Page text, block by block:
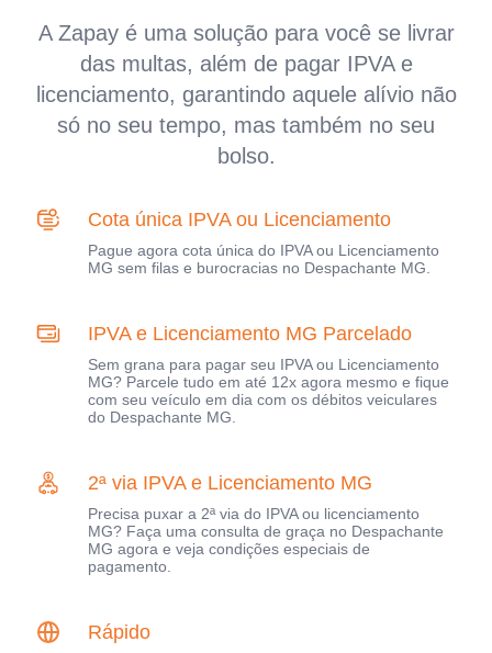
A Zapay é uma solução para você se livrar
das multas, além de pagar IPVA e
licenciamento, garantindo aquele alívio não
só no seu tempo, mas também no seu
bolso.
Cota única IPVA ou Licenciamento
Pague agora cota única do IPVA ou Licenciamento
MG sem filas e burocracias no Despachante MG.
IPVA e Licenciamento MG Parcelado
Sem grana para pagar seu IPVA ou Licenciamento
MG? Parcele tudo em até 12x agora mesmo e fique
com seu veículo em dia com os débitos veiculares
do Despachante MG.
2ª via IPVA e Licenciamento MG
Precisa puxar a 2ª via do IPVA ou licenciamento
MG? Faça uma consulta de graça no Despachante
MG agora e veja condições especiais de
pagamento.
Rápido